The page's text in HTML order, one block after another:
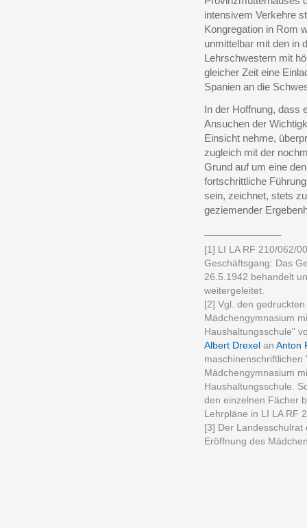
intensivem Verkehre
Kongregation in Rom
unmittelbar mit den in
Lehrschwestern mit
gleicher Zeit eine
Spanien an die
In der Hoffnung, dass
Ansuchen der
Einsicht nehme,
zugleich mit der
Grund auf um eine
fortschrittliche
sein, zeichnet, stets
geziemender
[1] LI LA RF 210/062/
Geschäftsgang: Das
26.5.1942 behandelt
weitergeleitet.
[2] Vgl. den
Mädchengymnasium
Haushaltungsschule"
Albert Drexel an Anton
Mädchengymnasium
Haushaltungsschule.
den einzelnen Fächer
Lehrpläne in LI LA RF
[3] Der
Eröffnung des